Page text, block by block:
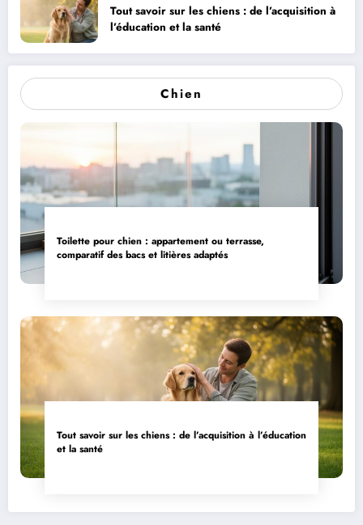
Tout savoir sur les chiens : de l’acquisition à
l’éducation et la santé
Chien
Toilette pour chien : appartement ou terrasse,
comparatif des bacs et litières adaptés
Tout savoir sur les chiens : de l’acquisition à l’éducation
et la santé